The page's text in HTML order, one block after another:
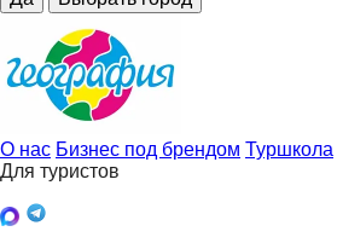
О нас Бизнес под брендом Туршкола
Для туристов